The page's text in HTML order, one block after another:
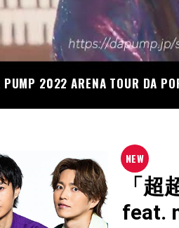
PUMP 2022 ARENA TOUR DA
「超
feat.